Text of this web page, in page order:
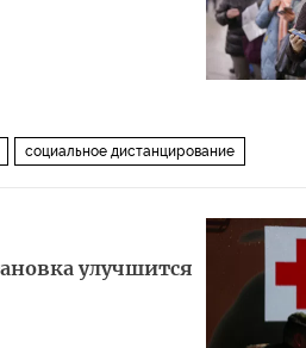
социальное дистанцирование
улучшится